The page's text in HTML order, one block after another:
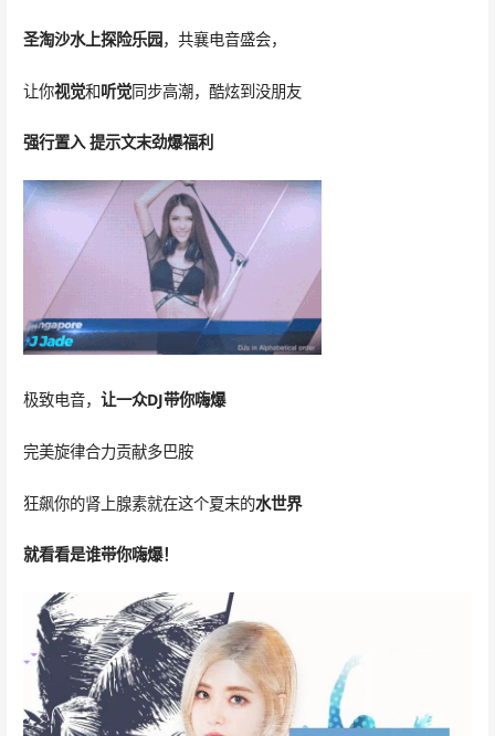
圣淘沙水上探险乐园，共襄电音盛会，
让你视觉和听觉同步高潮，酷炫到没朋友
强行置入 提示文末劲爆福利
极致电音， 让一众DJ带你嗨爆
完美旋律合力贡献多巴胺
狂飙你的肾上腺素就在这个夏末的水世界
就看看是谁带你嗨爆！